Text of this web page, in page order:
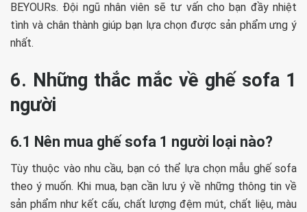
BEYOURs. Đội ngũ nhân viên sẽ tư vấn cho bạn đầy nhiệt
tình và chân thành giúp bạn lựa chọn được sản phẩm ưng ý
nhất.
6. Những thắc mắc về ghế sofa 1
người
6.1 Nên mua ghế sofa 1 người loại nào?
Tùy thuộc vào nhu cầu, bạn có thể lựa chọn mẫu ghế sofa
theo ý muốn. Khi mua, bạn cần lưu ý về những thông tin về
sản phẩm như kết cấu, chất lượng đệm mút, chất liệu, màu